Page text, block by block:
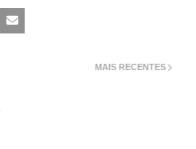
MAIS RECENTES